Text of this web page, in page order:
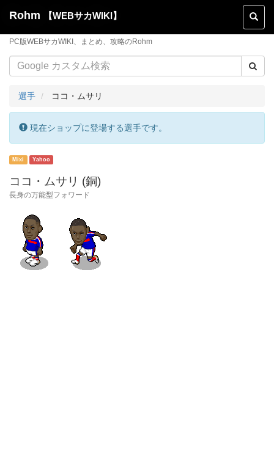
Toggle
Rohm 【WEBサカWIKI】
PC版WEBサカWIKI、まとめ、攻略のRohm
選手 ココ・ムサリ
現在ショップに登場する選手です。
ココ・ムサリ (銅)
長身の万能型フォワード